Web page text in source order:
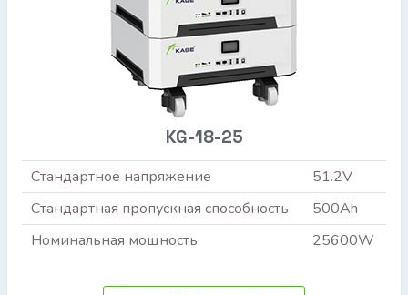
KG-18-25
Стандартное напряжение
51.2V
Стандартная пропускная способность
500Ah
Номинальная мощность
25600W